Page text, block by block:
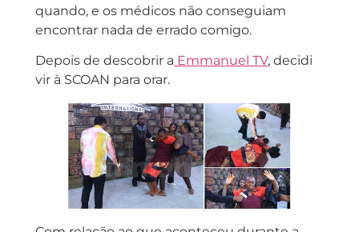
quando, e os médicos não conseguiam
encontrar nada de errado comigo.
Depois de descobrir a Emmanuel TV, decidi
vir à SCOAN para orar.